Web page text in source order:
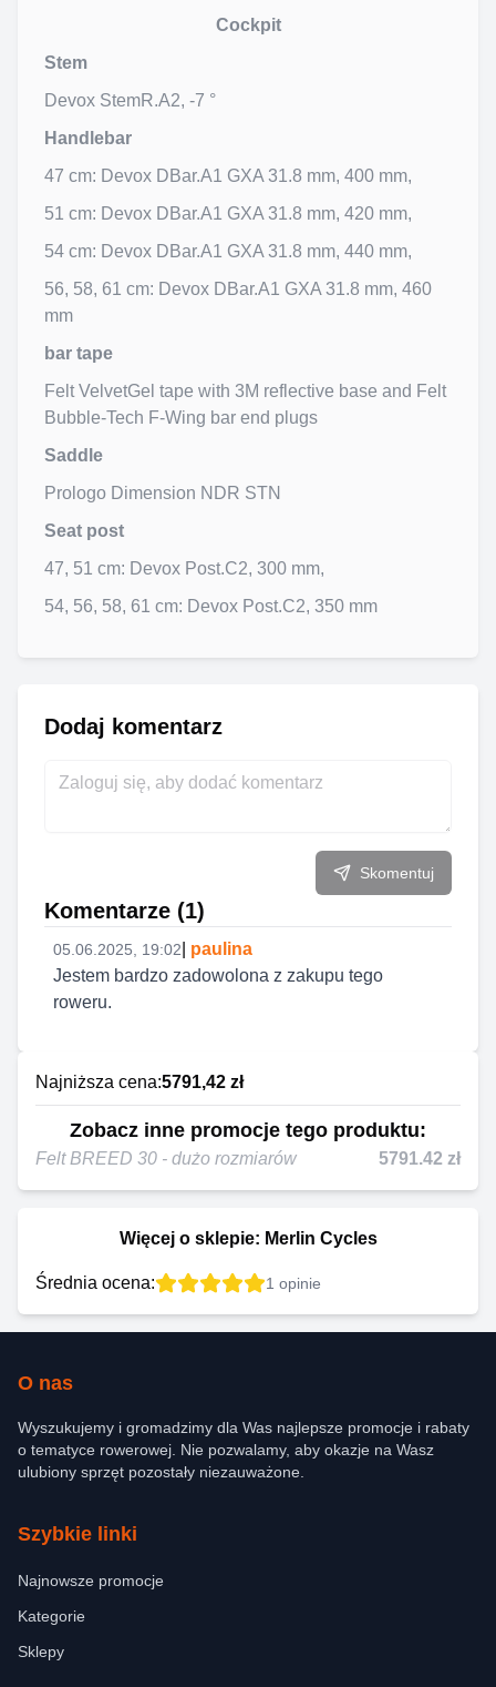
Cockpit
Stem
Devox StemR.A2, -7 °
Handlebar
47 cm: Devox DBar.A1 GXA 31.8 mm, 400 mm,
51 cm: Devox DBar.A1 GXA 31.8 mm, 420 mm,
54 cm: Devox DBar.A1 GXA 31.8 mm, 440 mm,
56, 58, 61 cm: Devox DBar.A1 GXA 31.8 mm, 460
mm
bar tape
Felt VelvetGel tape with 3M reflective base and Felt
Bubble-Tech F-Wing bar end plugs
Saddle
Prologo Dimension NDR STN
Seat post
47, 51 cm: Devox Post.C2, 300 mm,
54, 56, 58, 61 cm: Devox Post.C2, 350 mm
Dodaj komentarz
Skomentuj
Komentarze (1)
05.06.2025, 19:02
paulina
Jestem bardzo zadowolona z zakupu tego
roweru.
Najniższa cena:5791,42 zł
Zobacz inne promocje tego produktu:
Felt BREED 30 - dużo rozmiarów 5791.42 zł
Więcej o sklepie: Merlin Cycles
Średnia ocena: 1 opinie
O nas
Wyszukujemy i gromadzimy dla Was najlepsze promocje i rabaty
o tematyce rowerowej. Nie pozwalamy, aby okazje na Wasz
ulubiony sprzęt pozostały niezauważone.
Szybkie linki
Najnowsze promocje
Kategorie
Sklepy